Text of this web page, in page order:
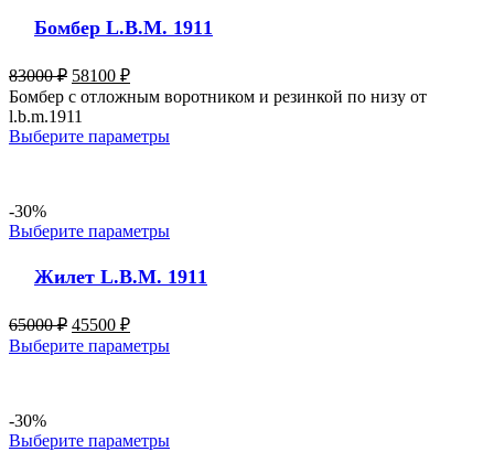
Бомбер L.B.M. 1911
83000₽ 58100 ₽
Бомбер с отложным воротником и резинкой по низу от
l.b.m.1911
Выберите параметры
-30%
Выберите параметры
Жилет L.B.M. 1911
65000₽ 45500 ₽
Выберите параметры
-30%
Выберите параметры